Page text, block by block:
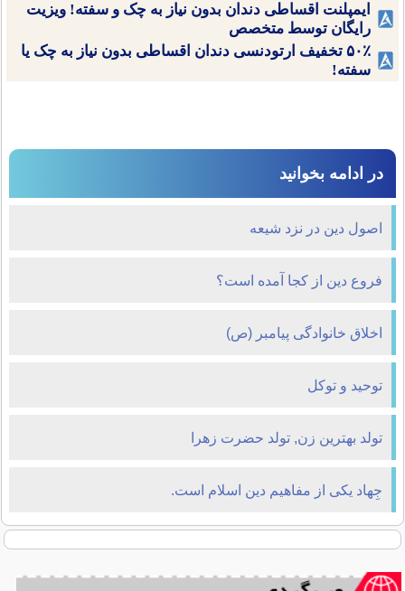
ایمپلنت اقساطی دندان بدون نیاز به چک و سفته! ویزیت
رایگان توسط متخصص
۵۰٪ تخفیف ارتودنسی دندان اقساطی بدون نیاز به چک یا
سفته!
در ادامه بخوانید
اصول دین در نزد شیعه
فروع دین از کجا آمده است؟
اخلاق خانوادگی پیامبر (ص)
توحید و توکل
تولد بهترین زن, تولد حضرت زهرا
جِهاد یکی از مفاهیم دین اسلام است.